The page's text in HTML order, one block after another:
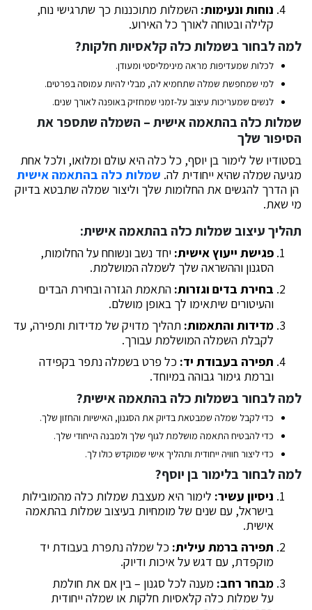
נוחות ונעימות: השמלות מתוכננות כך שתרגישי נוח,
קלילה ובטוחה לאורך כל האירוע.
למה לבחור בשמלות כלה קלאסיות חלקות?
לכלות שמעדיפות מראה מינימליסטי ומעודן.
למי שמחפשת שמלה שתחמיא לה, מבלי להיות עמוסה בפרטים.
לנשים שמעריכות עיצוב על-זמני שמחזיק באופנה לאורך שנים.
שמלות כלה בהתאמה אישית – השמלה שתספר את
הסיפור שלך
בסטודיו של לימור בן יוסף, כל כלה היא עולם ומלואו, ולכל אחת
מגיעה שמלה שהיא ייחודית לה. שמלות כלה בהתאמה אישית
הן הדרך להגשים את החלומות שלך וליצור שמלה שתבטא בדיוק
מי שאת.
תהליך עיצוב שמלות כלה בהתאמה אישית:
פגישת ייעוץ אישית: יחד נשב ונשוחח על החלומות,
הסגנון וההשראה שלך לשמלה המושלמת.
בחירת בדים וגזרות: התאמת הגזרה ובחירת הבדים
והעיטורים שיתאימו לך באופן מושלם.
מדידות והתאמות: תהליך מדויק של מדידות ותפירה, עד
לקבלת השמלה המושלמת עבורך.
תפירה בעבודת יד: כל פרט בשמלה נתפר בקפידה
וברמת גימור גבוהה במיוחד.
למה לבחור בשמלות כלה בהתאמה אישית?
כדי לקבל שמלה שמבטאת בדיוק את הסגנון, האישיות והחזון שלך.
כדי להבטיח התאמה מושלמת לגוף שלך ולמבנה הייחודי שלך.
כדי ליצור חוויה ייחודית ותהליך אישי שמוקדש כולו לך.
למה לבחור בלימור בן יוסף?
ניסיון עשיר: לימור היא מעצבת שמלות כלה מהמובילות
בישראל, עם שנים של מומחיות בעיצוב שמלות בהתאמה
אישית.
תפירה ברמת עילית: כל שמלה נתפרת בעבודת יד
מוקפדת, עם דגש על איכות ודיוק.
מבחר רחב: מענה לכל סגנון – בין אם את חולמת
על שמלות כלה קלאסיות חלקות או שמלה ייחודית